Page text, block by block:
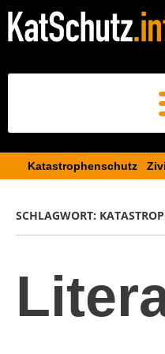
Katastrophenschutz
SCHLAGWORT: